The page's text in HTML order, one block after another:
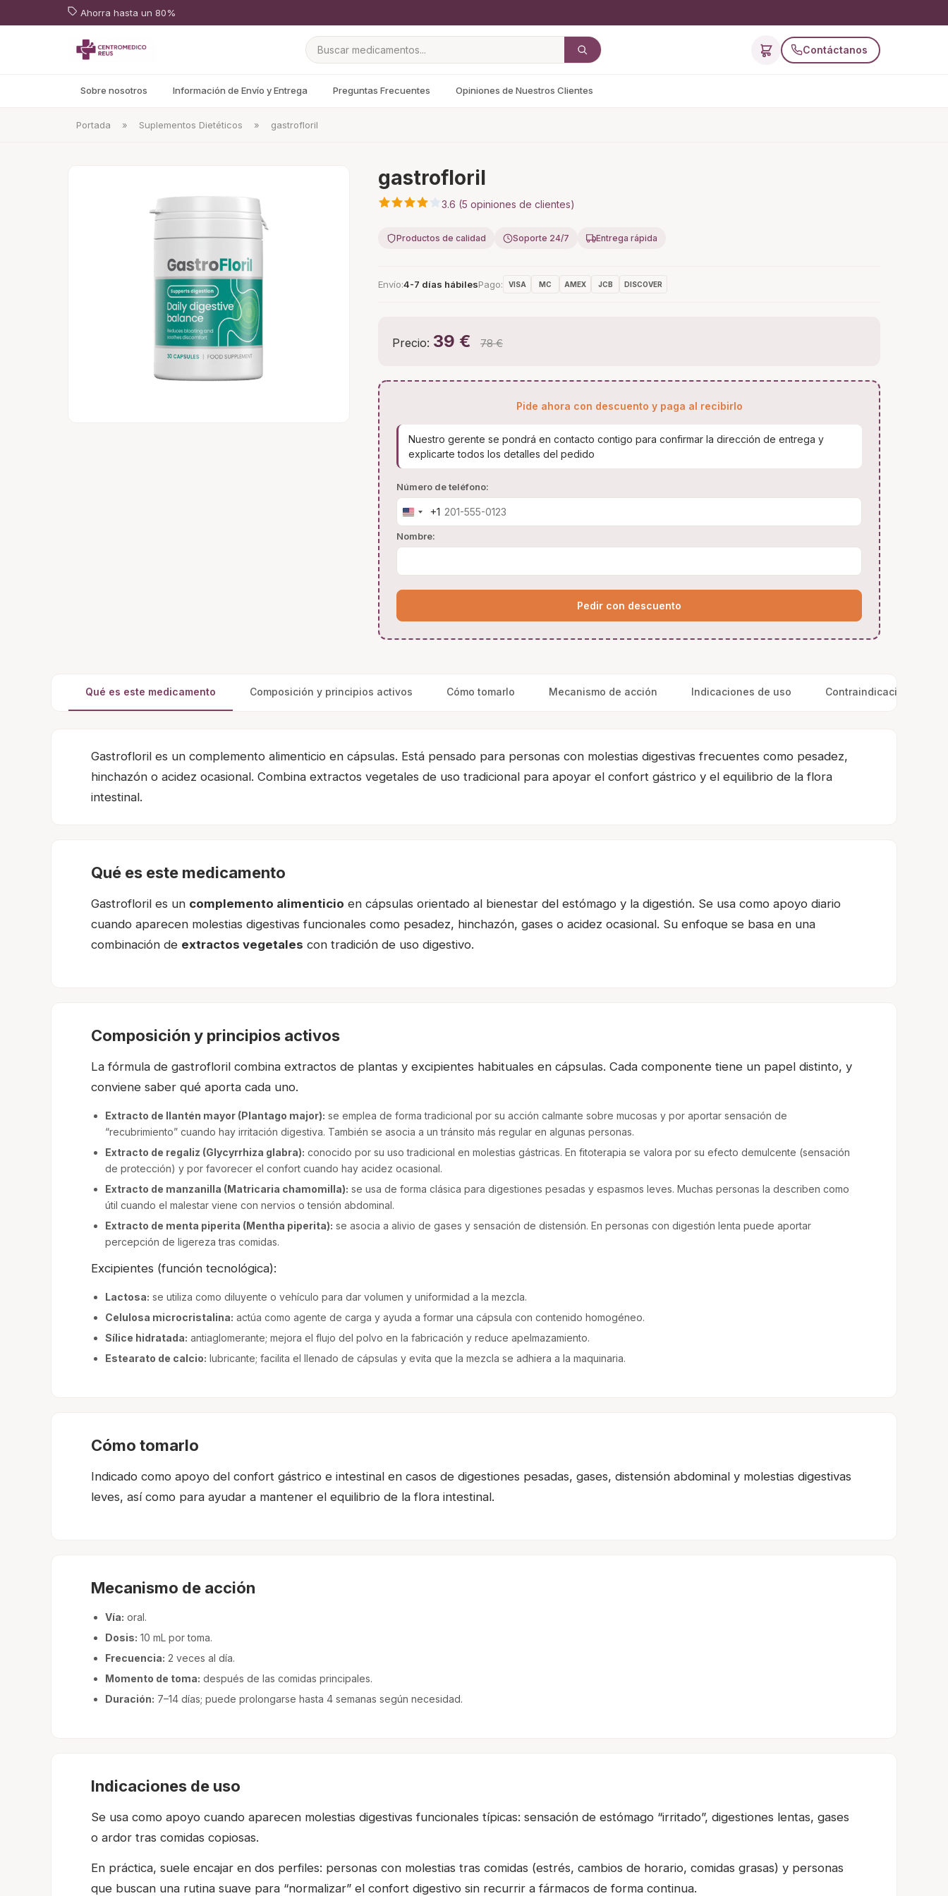
Ahorra hasta un 80%
Contáctanos
Sobre nosotros Información de Envío y Entrega Preguntas Frecuentes Opiniones de Nuestros Clientes
Portada » Suplementos Dietéticos » gastrofloril
gastrofloril
3.6 (5 opiniones de clientes)
Productos de calidad Soporte 24/7 Entrega rápida
Envío 4-7 días hábilesPago VISA MC AMEX JCB DISCOVER
Precio: 39 € 78 €
Pide ahora con descuento y paga al recibirlo
Nuestro gerente se pondrá en contacto contigo para confirmar la dirección de entrega y
explicarte todos los detalles del pedido
Número de teléfono:
United
States
+1
+1
Nombre:
Pedir con descuento
Qué es este medicamento Composición y principios activos Cómo tomarlo Mecanismo de acción Indicaciones de uso Contraindicaciones
Gastrofloril es un complemento alimenticio en cápsulas. Está pensado para personas con molestias digestivas frecuentes como pesadez,
hinchazón o acidez ocasional. Combina extractos vegetales de uso tradicional para apoyar el confort gástrico y el equilibrio de la flora
intestinal.
Qué es este medicamento
Gastrofloril es un complemento alimenticio en cápsulas orientado al bienestar del estómago y la digestión. Se usa como apoyo diario
cuando aparecen molestias digestivas funcionales como pesadez, hinchazón, gases o acidez ocasional. Su enfoque se basa en una
combinación de extractos vegetales con tradición de uso digestivo.
Composición y principios activos
La fórmula de gastrofloril combina extractos de plantas y excipientes habituales en cápsulas. Cada componente tiene un papel distinto, y
conviene saber qué aporta cada uno.
Extracto de llantén mayor (Plantago major): se emplea de forma tradicional por su acción calmante sobre mucosas y por aportar sensación de
“recubrimiento” cuando hay irritación digestiva. También se asocia a un tránsito más regular en algunas personas.
Extracto de regaliz (Glycyrrhiza glabra): conocido por su uso tradicional en molestias gástricas. En fitoterapia se valora por su efecto demulcente (sensación
de protección) y por favorecer el confort cuando hay acidez ocasional.
Extracto de manzanilla (Matricaria chamomilla): se usa de forma clásica para digestiones pesadas y espasmos leves. Muchas personas la describen como
útil cuando el malestar viene con nervios o tensión abdominal.
Extracto de menta piperita (Mentha piperita): se asocia a alivio de gases y sensación de distensión. En personas con digestión lenta puede aportar
percepción de ligereza tras comidas.
Excipientes (función tecnológica):
Lactosa: se utiliza como diluyente o vehículo para dar volumen y uniformidad a la mezcla.
Celulosa microcristalina: actúa como agente de carga y ayuda a formar una cápsula con contenido homogéneo.
Sílice hidratada: antiaglomerante; mejora el flujo del polvo en la fabricación y reduce apelmazamiento.
Estearato de calcio: lubricante; facilita el llenado de cápsulas y evita que la mezcla se adhiera a la maquinaria.
Cómo tomarlo
Indicado como apoyo del confort gástrico e intestinal en casos de digestiones pesadas, gases, distensión abdominal y molestias digestivas
leves, así como para ayudar a mantener el equilibrio de la flora intestinal.
Mecanismo de acción
Vía: oral.
Dosis: 10 mL por toma.
Frecuencia: 2 veces al día.
Momento de toma: después de las comidas principales.
Duración: 7–14 días; puede prolongarse hasta 4 semanas según necesidad.
Indicaciones de uso
Se usa como apoyo cuando aparecen molestias digestivas funcionales típicas: sensación de estómago “irritado”, digestiones lentas, gases
o ardor tras comidas copiosas.
En práctica, suele encajar en dos perfiles: personas con molestias tras comidas (estrés, cambios de horario, comidas grasas) y personas
que buscan una rutina suave para “normalizar” el confort digestivo sin recurrir a fármacos de forma continua.